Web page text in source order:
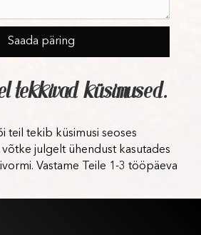
tekkivad küsimused.
teil tekib küsimusi seoses
võtke julgelt ühendust kasutades
Vastame Teile 1-3 tööpäeva